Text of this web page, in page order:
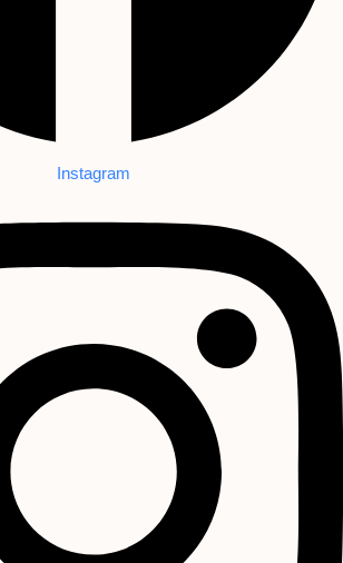
Instagram